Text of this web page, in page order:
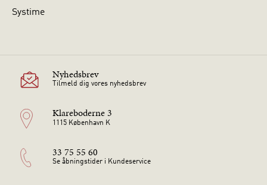
Systime
Nyhedsbrev
Tilmeld dig vores nyhedsbrev
Klareboderne 3
1115 København K
33 75 55 60
Se åbningstider i Kundeservice